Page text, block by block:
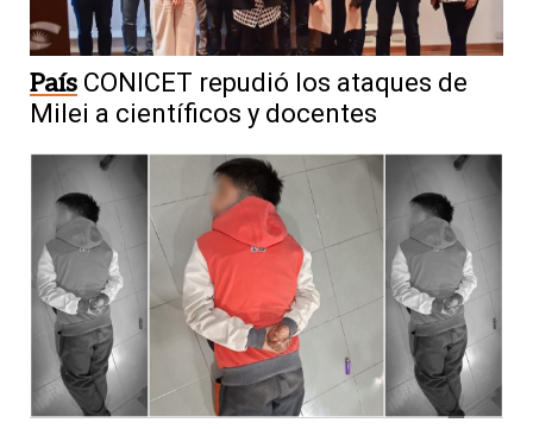
País CONICET repudió los ataques de
Milei a científicos y docentes